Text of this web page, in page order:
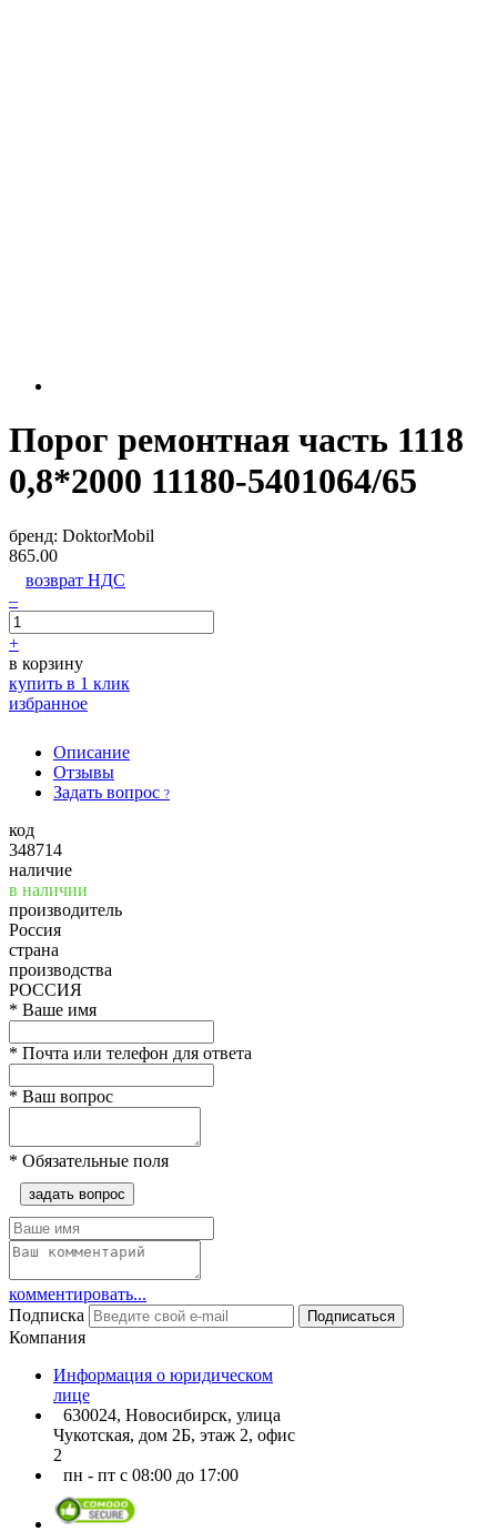
Порог ремонтная часть 1118
0,8*2000 11180-5401064/65
бренд: DoktorMobil
865.00
возврат НДС
–
+
в корзину
купить в 1 клик
избранное
Описание
Отзывы
Задать вопрос ?
код
348714
наличие
в наличии
производитель
Россия
страна
производства
РОССИЯ
* Ваше имя
* Почта или телефон для ответа
* Ваш вопрос
* Обязательные поля
задать вопрос
комментировать...
Подписка
Подписаться
Компания
Информация о юридическом
лице
630024, Новосибирск, улица
Чукотская, дом 2Б, этаж 2, офис
2
пн - пт с 08:00 до 17:00